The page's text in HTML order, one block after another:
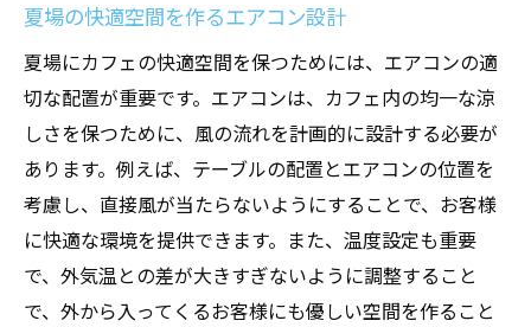
夏場の快適空間を作るエアコン設計
夏場にカフェの快適空間を保つためには、エアコンの適
切な配置が重要です。エアコンは、カフェ内の均一な涼
しさを保つために、風の流れを計画的に設計する必要が
あります。例えば、テーブルの配置とエアコンの位置を
考慮し、直接風が当たらないようにすることで、お客様
に快適な環境を提供できます。また、温度設定も重要
で、外気温との差が大きすぎないように調整すること
で、外から入ってくるお客様にも優しい空間を作ること